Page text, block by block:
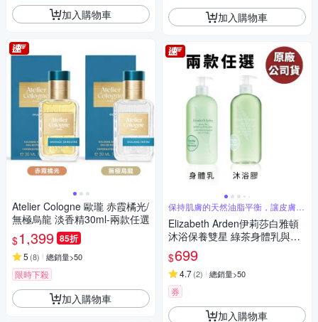
加入購物車
Atelier Cologne 歐瓏 赤霞橘光/
無極烏龍 淡香精30ml-兩款任選
$1,399 85折
5 (8) 總銷量>50
限時下殺
加入購物車
加入購物車
保持肌膚的天然油脂平衡，讓皮膚感
覺柔嫩
Elizabeth Arden伊莉莎白雅頓
沐浴保養雙星 綠茶身體乳與沐
浴膠500ml(原廠公司貨-多款任
選)
$699
4.7(2) 總銷量>50
券
加入購物車